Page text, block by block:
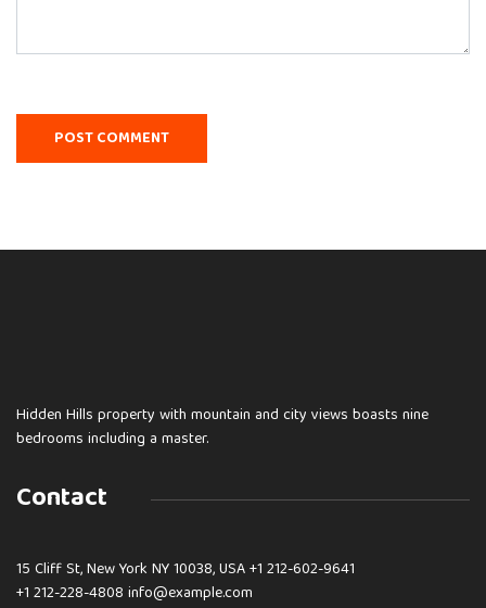
Hidden Hills property with mountain and city views boasts nine
bedrooms including a master.
Contact
15 Cliff St, New York NY 10038, USA+1 212-602-9641
+1 212-228-4808 info@example.com